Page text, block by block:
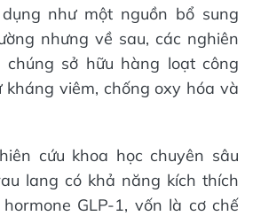
như một nguồn bổ sung
nhưng về sau, các nghiên
sở hữu hàng loạt công
viêm, chống oxy hóa và
cứu khoa học chuyên sâu
lang có khả năng kích thích
GLP-1, vốn là cơ chế